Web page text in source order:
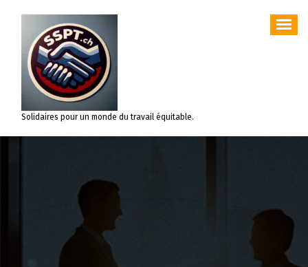
contenu
Solidaires pour un monde du travail équitable.